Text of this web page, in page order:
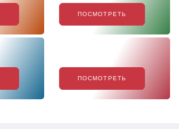
ПОСМОТРЕТЬ
ПОСМОТРЕТЬ